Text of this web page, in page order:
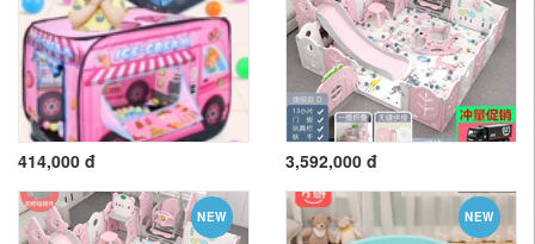
414,000 đ 3,592,000 đ
NEW NEW